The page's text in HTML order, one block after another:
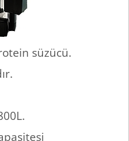
süzücü.